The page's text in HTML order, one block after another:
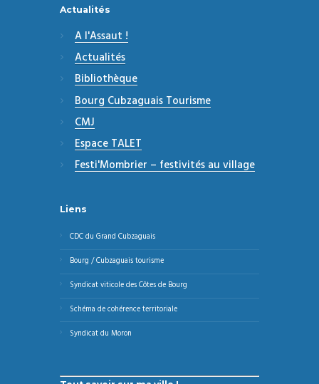
Actualités
A l'Assaut !
Actualités
Bibliothèque
Bourg Cubzaguais Tourisme
CMJ
Espace TALET
Festi'Mombrier – festivités au village
Liens
CDC du Grand Cubzaguais
Bourg / Cubzaguais tourisme
Syndicat viticole des Côtes de Bourg
Schéma de cohérence territoriale
Syndicat du Moron